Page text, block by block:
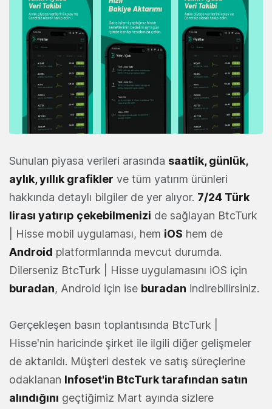
Sunulan piyasa verileri arasında saatlik, günlük,
aylık, yıllık grafikler ve tüm yatırım ürünleri
hakkında detaylı bilgiler de yer alıyor. 7/24 Türk
lirası yatırıp çekebilmenizi de sağlayan BtcTurk
| Hisse mobil uygulaması, hem iOS hem de
Android platformlarında mevcut durumda.
Dilerseniz BtcTurk | Hisse uygulamasını iOS için
buradan, Android için ise buradan indirebilirsiniz.
Gerçekleşen basın toplantısında BtcTurk |
Hisse'nin haricinde şirket ile ilgili diğer gelişmeler
de aktarıldı. Müşteri destek ve satış süreçlerine
odaklanan Infoset'in BtcTurk tarafından satın
alındığını geçtiğimiz Mart ayında sizlere